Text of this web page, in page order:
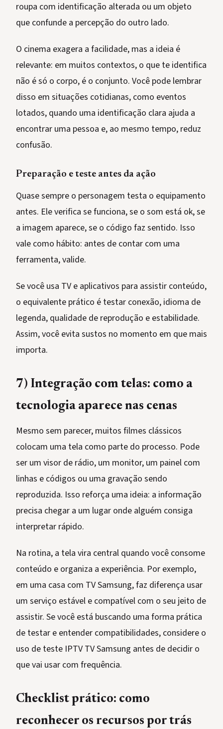
roupa com identificação alterada ou um objeto
que confunde a percepção do outro lado.
O cinema exagera a facilidade, mas a ideia é
relevante: em muitos contextos, o que te identifica
não é só o corpo, é o conjunto. Você pode lembrar
disso em situações cotidianas, como eventos
lotados, quando uma identificação clara ajuda a
encontrar uma pessoa e, ao mesmo tempo, reduz
confusão.
Preparação e teste antes da ação
Quase sempre o personagem testa o equipamento
antes. Ele verifica se funciona, se o som está ok, se
a imagem aparece, se o código faz sentido. Isso
vale como hábito: antes de contar com uma
ferramenta, valide.
Se você usa TV e aplicativos para assistir conteúdo,
o equivalente prático é testar conexão, idioma de
legenda, qualidade de reprodução e estabilidade.
Assim, você evita sustos no momento em que mais
importa.
7) Integração com telas: como a
tecnologia aparece nas cenas
Mesmo sem parecer, muitos filmes clássicos
colocam uma tela como parte do processo. Pode
ser um visor de rádio, um monitor, um painel com
linhas e códigos ou uma gravação sendo
reproduzida. Isso reforça uma ideia: a informação
precisa chegar a um lugar onde alguém consiga
interpretar rápido.
Na rotina, a tela vira central quando você consome
conteúdo e organiza a experiência. Por exemplo,
em uma casa com TV Samsung, faz diferença usar
um serviço estável e compatível com o seu jeito de
assistir. Se você está buscando uma forma prática
de testar e entender compatibilidades, considere o
uso de teste IPTV TV Samsung antes de decidir o
que vai usar com frequência.
Checklist prático: como
reconhecer os recursos por trás